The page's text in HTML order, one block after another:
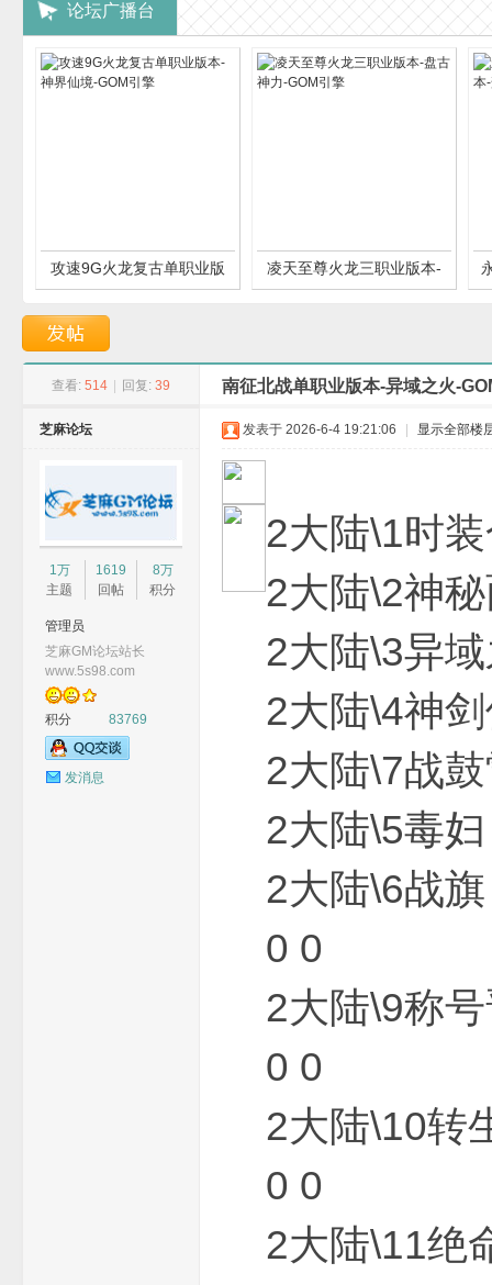
» › ›
论坛广播台
攻速9G火龙复古单职业版
凌天至尊火龙三职业版本-
查看: 514 回复: 39 南征北战单职业版本-异域之火-
芝麻论坛
1万
主题
1619
回帖
8万
积分
管理员
芝麻GM论坛站长
www.5s98.com
积分 83769
发消息
发表于 2026-6-4 19:21:06 显示全部楼
2大陆\1时
2大陆\2
2大陆\3异
2大陆\4神
2大陆\7战
2大陆\5
2大陆\6
0 0
2大陆\9称
0 0
2大陆\10
0 0
2大陆\11